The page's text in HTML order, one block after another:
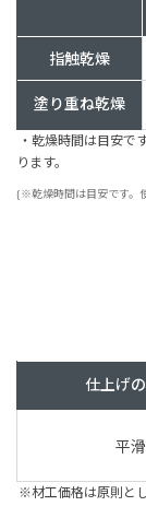
指触乾燥
塗り重ね乾燥
・乾燥時間は目安で
ります。
{※乾燥時間は目安です。
仕上げ
平滑
※材工価格は原則と